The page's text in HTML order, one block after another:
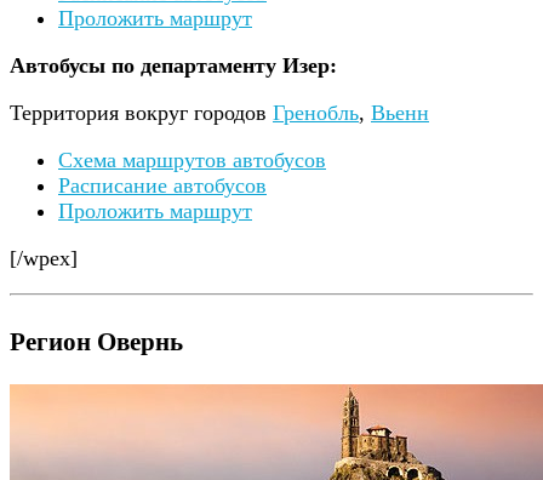
Проложить маршрут
Автобусы по департаменту Изер:
Территория вокруг городов Гренобль, Вьенн
Схема маршрутов автобусов
Расписание автобусов
Проложить маршрут
[/wpex]
Регион Овернь